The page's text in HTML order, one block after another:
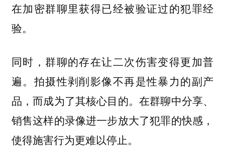
在加密群聊里获得已经被验证过的犯罪经
验。
同时，群聊的存在让二次伤害变得更加普
遍。拍摄性剥削影像不再是性暴力的副产
品，而成为了其核心目的。在群聊中分享、
销售这样的录像进一步放大了犯罪的快感，
使得施害行为更难以停止。